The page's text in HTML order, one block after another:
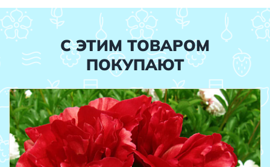
С ЭТИМ ТОВАРОМ
ПОКУПАЮТ